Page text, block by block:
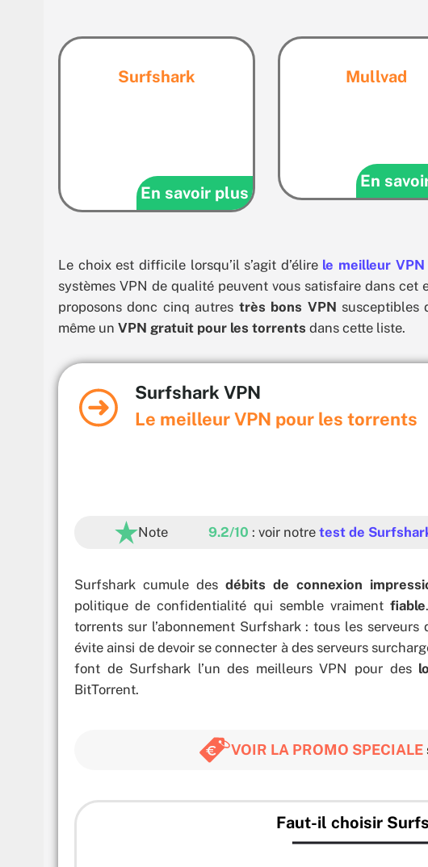
Surfshark
En savoir plus
Mullvad
En
Le choix est difficile lorsqu’il s’agit d’élire le meilleur VPN
systèmes VPN de qualité peuvent vous satisfaire dans cet
proposons donc cinq autres très bons VPN susceptibles
même un VPN gratuit pour les torrents dans cette liste.
Surfshark VPN
Le meilleur VPN pour les torrents
Note 9.2/10 : voir notre test de
Surfshark cumule des débits de connexion
politique de confidentialité qui semble vraimentfiable
torrents sur l’abonnement Surfshark : tous les
évite ainsi de devoir se connecter à des serveurs
font de Surfshark l’un des meilleurs VPN pour des
BitTorrent.
VOIR LA PROMO SPECIALE
Faut-il choisir